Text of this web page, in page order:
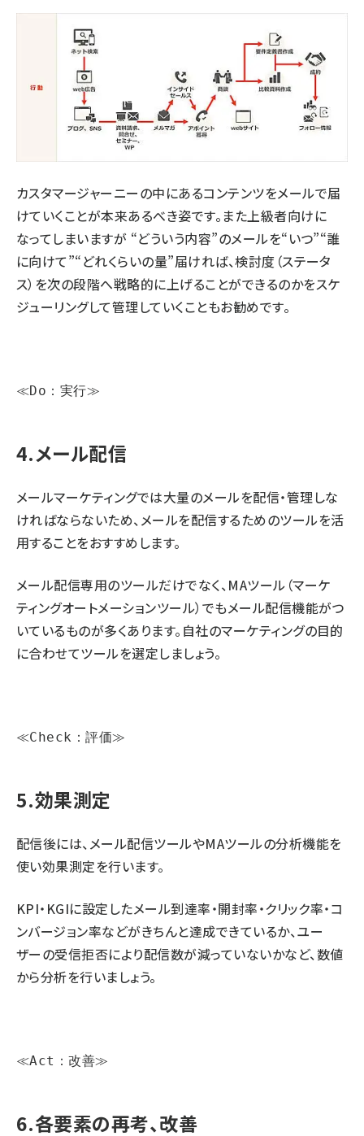
カスタマージャーニーの中にあるコンテンツをメールで届
けていくことが本来あるべき姿です。また上級者向けに
なってしまいますが “どういう内容”のメールを“いつ”“誰
に向けて”“どれくらいの量”届ければ、検討度（ステータ
ス）を次の段階へ戦略的に上げることができるのかをスケ
ジューリングして管理していくこともお勧めです。
≪Do：実行≫
4.メール配信
メールマーケティングでは大量のメールを配信・管理しな
ければならないため、メールを配信するためのツールを活
用することをおすすめします。
メール配信専用のツールだけでなく、MAツール（マーケ
ティングオートメーションツール）でもメール配信機能がつ
いているものが多くあります。自社のマーケティングの目的
に合わせてツールを選定しましょう。
≪Check：評価≫
5.効果測定
配信後には、メール配信ツールやMAツールの分析機能を
使い効果測定を行います。
KPI・KGIに設定したメール到達率・開封率・クリック率・コ
ンバージョン率などがきちんと達成できているか、ユー
ザーの受信拒否により配信数が減っていないかなど、数値
から分析を行いましょう。
≪Act：改善≫
6.各要素の再考、改善